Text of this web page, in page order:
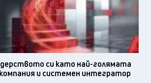
си като най-голямата
и системен интегратор